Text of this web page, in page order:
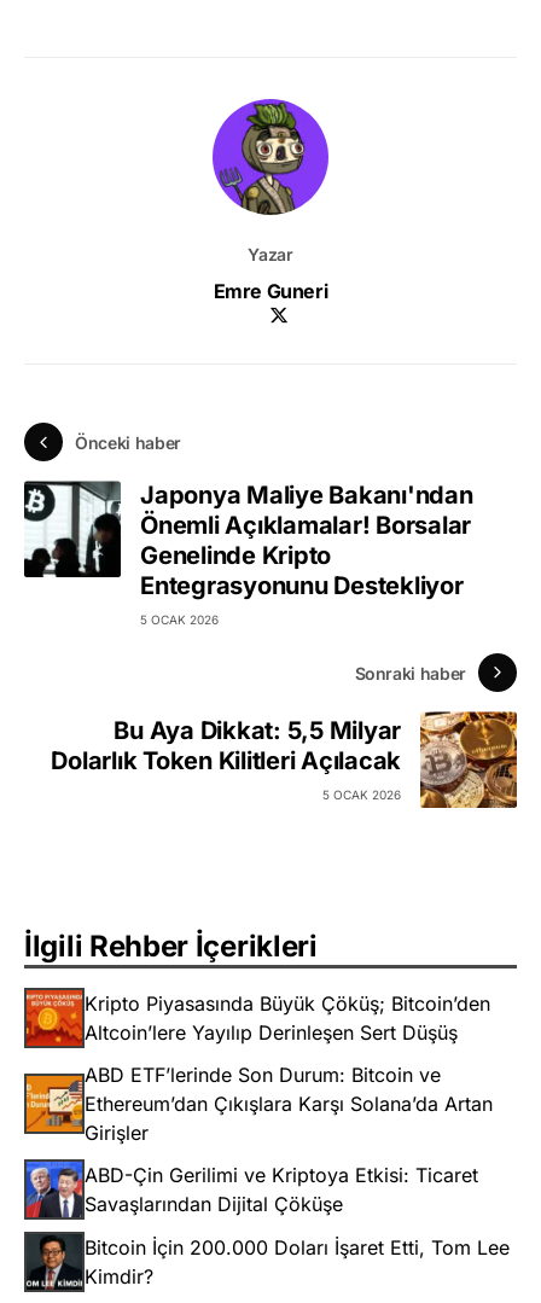
Yazar
Emre Guneri
Önceki haber
Japonya Maliye Bakanı'ndan
Önemli Açıklamalar! Borsalar
Genelinde Kripto
Entegrasyonunu Destekliyor
5 OCAK 2026
Sonraki haber
Bu Aya Dikkat: 5,5 Milyar
Dolarlık Token Kilitleri Açılacak
5 OCAK 2026
İlgili Rehber İçerikleri
Kripto Piyasasında Büyük Çöküş; Bitcoin’den
Altcoin’lere Yayılıp Derinleşen Sert Düşüş
ABD ETF’lerinde Son Durum: Bitcoin ve
Ethereum’dan Çıkışlara Karşı Solana’da Artan
Girişler
ABD-Çin Gerilimi ve Kriptoya Etkisi: Ticaret
Savaşlarından Dijital Çöküşe
Bitcoin İçin 200.000 Doları İşaret Etti, Tom Lee
Kimdir?